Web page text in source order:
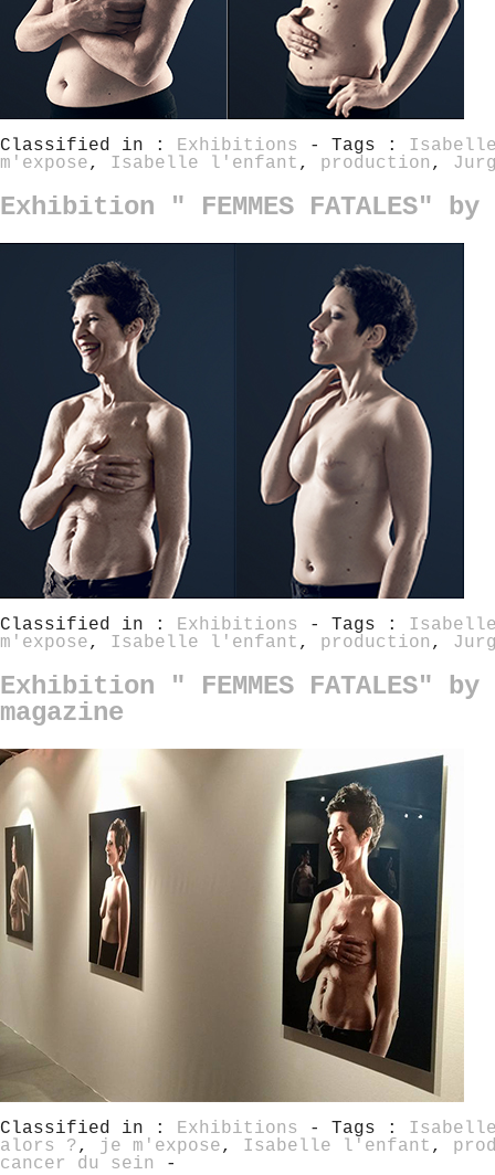
Classified in : Exhibitions - Tags :
m'expose, Isabelle l'enfant , production ,
Exhibition " FEMMES FATALES"
Classified in : Exhibitions - Tags :
m'expose, Isabelle l'enfant , production ,
Exhibition " FEMMES FATALES"
magazine
Classified in : Exhibitions - Tags :
alors ?, je m'expose, Isabelle l'enfant ,
cancer du sein
-